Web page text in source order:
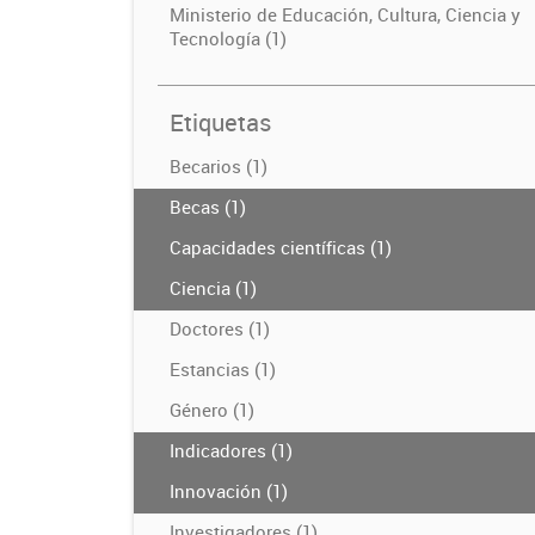
Ministerio de Educación, Cultura, Ciencia y
Tecnología (1)
Etiquetas
Becarios (1)
Becas (1)
Capacidades científicas (1)
Ciencia (1)
Doctores (1)
Estancias (1)
Género (1)
Indicadores (1)
Innovación (1)